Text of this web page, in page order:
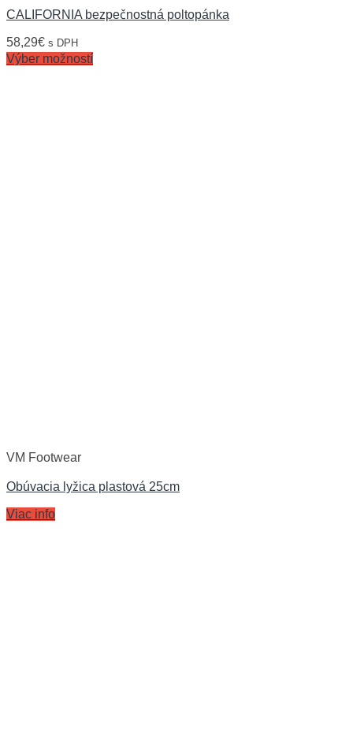
CALIFORNIA bezpečnostná poltopánka
58,29€ s DPH
Výber možností
VM Footwear
Obúvacia lyžica plastová 25cm
Viac info